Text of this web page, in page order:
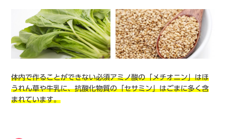
体内で作ることができない必須アミノ酸の「メチオニン」はほ
うれん草や牛乳に、抗酸化物質の「セサミン」はごまに多く含
まれています。